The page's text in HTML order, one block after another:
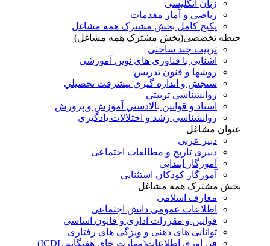
زبان انگلیسی
ریاضی و آمار مقدمات
پکیج کامل بخش مشترک همه مشاغل
حیطه تخصصی(بخش مشترک همه مشاغل)
تربیت چند ساحتی
آشنایی با فناوری های نوین آموزشی
روشها و فنون تدريس
سنجش و اندازه گيري پيشرفت تحصيلي
روانشناسي تربيتي
اسناد و قوانين بالادستي آموزش و پرورش
روانشناسي رشد و اختلالات يادگيري
عنوان مشاغل
دبير عربی
دبیری تاریخ و مطالعات اجتماعی
آموزگار ابتدایی
آموزگار کودکان استثنایی
بخش مشترک همه مشاغل
معارف اسلامی
اطلاعات عمومی دانش اجتماعی
قوانین و مقررات اداری و قانون اساسی
توانایی های ذهنی و ویژگی های رفتاری
فن اوری اطلاعات(مهارت خای هفتگانه ICDL)